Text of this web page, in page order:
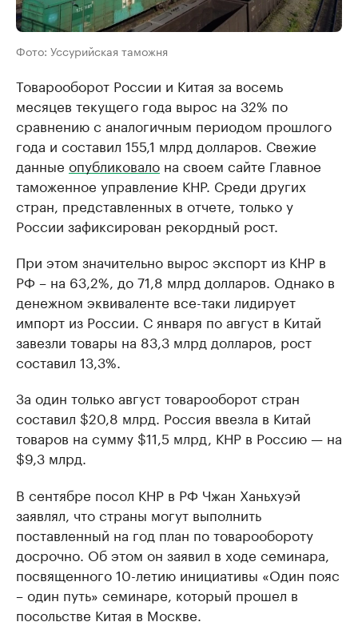
Фото: Уссурийская таможня
Товарооборот России и Китая за восемь
месяцев текущего года вырос на 32% по
сравнению с аналогичным периодом прошлого
года и составил 155,1 млрд долларов. Свежие
данные опубликовало на своем сайте Главное
таможенное управление КНР. Среди других
стран, представленных в отчете, только у
России зафиксирован рекордный рост.
При этом значительно вырос экспорт из КНР в
РФ – на 63,2%, до 71,8 млрд долларов. Однако в
денежном эквиваленте все-таки лидирует
импорт из России. С января по август в Китай
завезли товары на 83,3 млрд долларов, рост
составил 13,3%.
За один только август товарооборот стран
составил $20,8 млрд. Россия ввезла в Китай
товаров на сумму $11,5 млрд, КНР в Россию — на
$9,3 млрд.
В сентябре посол КНР в РФ Чжан Ханьхуэй
заявлял, что страны могут выполнить
поставленный на год план по товарообороту
досрочно. Об этом он заявил в ходе семинара,
посвященного 10-летию инициативы «Один пояс
– один путь» семинаре, который прошел в
посольстве Китая в Москве.